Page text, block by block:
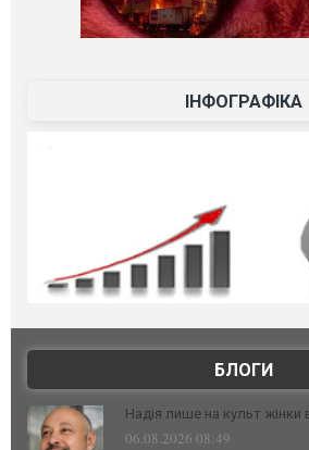
ІНФОГРАФІКА
БЛОГИ
Надія лише на культ жінки
06.08.2026 08:49